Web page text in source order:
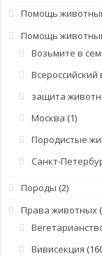
Помощь
Помощь
Возьмите в
Всероссийский
защита
Москва (1)
Породистые
Санкт-
Породы (2)
Права животных
Вивисекция